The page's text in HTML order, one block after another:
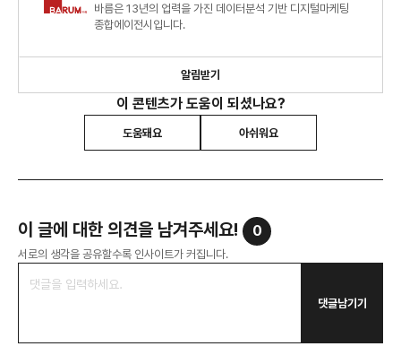
바름은 13년의 업력을 가진 데이터분석 기반 디지털마케팅
종합에이전시입니다.
알림받기
이 콘텐츠가 도움이 되셨나요?
도움돼요 아쉬워요
이 글에 대한 의견을 남겨주세요! 0
서로의 생각을 공유할수록 인사이트가 커집니다.
댓글남기기